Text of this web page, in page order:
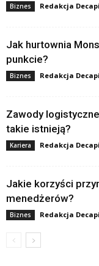
Biznes Redakcja
Jak hurtownia
punkcie?
Biznes Redakcja
Zawody
takie istnieją?
Kariera Redakcja
Jakie korzyści
menedżerów?
Biznes Redakcja